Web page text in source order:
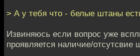
> А у тебя что - белые штаны
Извиняюсь если вопрос уже
проявляется наличие/отсутсвие